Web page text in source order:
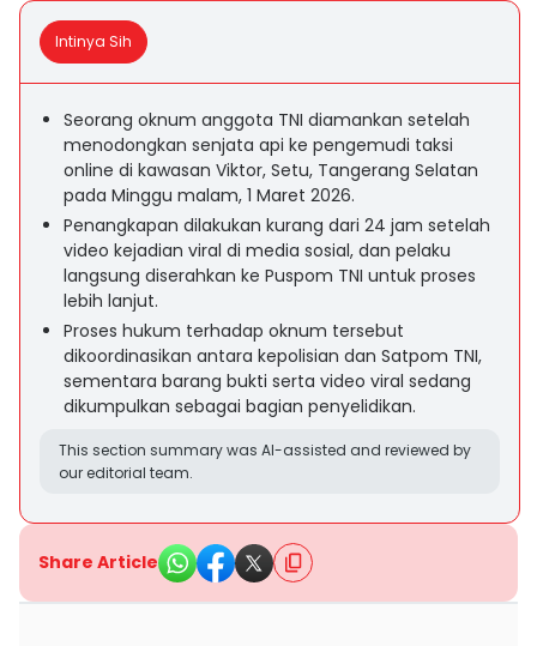
Intinya Sih
Seorang oknum anggota TNI diamankan setelah
menodongkan senjata api ke pengemudi taksi
online di kawasan Viktor, Setu, Tangerang Selatan
pada Minggu malam, 1 Maret 2026.
Penangkapan dilakukan kurang dari 24 jam setelah
video kejadian viral di media sosial, dan pelaku
langsung diserahkan ke Puspom TNI untuk proses
lebih lanjut.
Proses hukum terhadap oknum tersebut
dikoordinasikan antara kepolisian dan Satpom TNI,
sementara barang bukti serta video viral sedang
dikumpulkan sebagai bagian penyelidikan.
This section summary was AI-assisted and reviewed by
our editorial team.
Share Article